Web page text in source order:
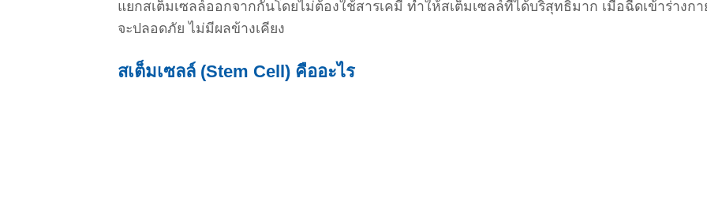
แยกสเต็มเซลล์ออกจากกันโดยไม่ต้องใช้สารเคมี ทำให้สเต็มเซลล์ที่ได้บริสุทธิ์มาก เมื่อฉีดเข้าร่างกา
จะปลอดภัย ไม่มีผลข้างเคียง
สเต็มเซลล์ (Stem Cell) คืออะไร